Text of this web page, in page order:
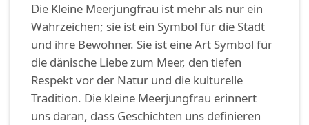
Die Kleine Meerjungfrau ist mehr als nur ein
Wahrzeichen; sie ist ein Symbol für die Stadt
und ihre Bewohner. Sie ist eine Art Symbol für
die dänische Liebe zum Meer, den tiefen
Respekt vor der Natur und die kulturelle
Tradition. Die kleine Meerjungfrau erinnert
uns daran, dass Geschichten uns definieren